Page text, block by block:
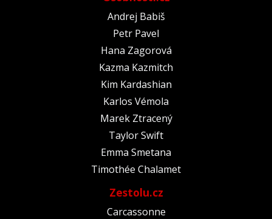
Andrej Babiš
Petr Pavel
Hana Zagorová
Kazma Kazmitch
Kim Kardashian
Karlos Vémola
Marek Ztracený
Taylor Swift
Emma Smetana
Timothée Chalamet
Zestolu.cz
Carcassonne